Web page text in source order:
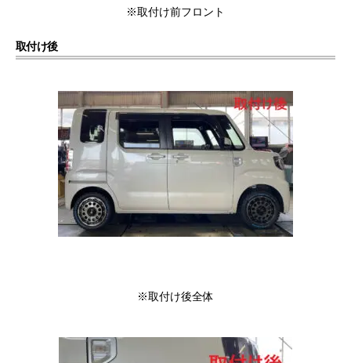
※取付け前フロント
取付け後
※取付け後全体